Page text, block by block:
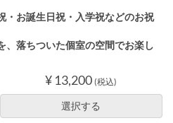
・お誕生日祝・入学祝などのお祝
、落ちついた個室の空間でお楽し
¥ 13,200 (税込)
選択する